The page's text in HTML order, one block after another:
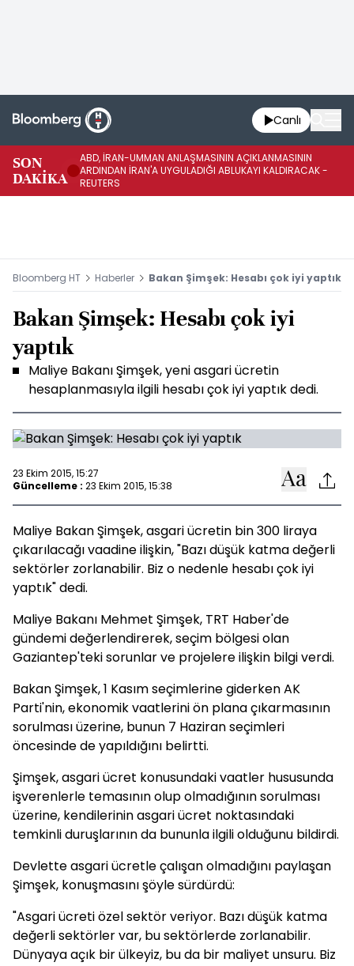
Canlı
SON
DAKİKA
ABD, İRAN-UMMAN ANLAŞMASININ AÇIKLANMASININ
ARDINDAN İRAN'A UYGULADIĞI ABLUKAYI KALDIRACAK -
REUTERS
Bloomberg HT Haberler Bakan Şimşek: Hesabı çok iyi yaptık
Bakan Şimşek: Hesabı çok iyi
yaptık
Maliye Bakanı Şimşek, yeni asgari ücretin
hesaplanmasıyla ilgili hesabı çok iyi yaptık dedi.
23 Ekim 2015, 15:27
Güncelleme : 23 Ekim 2015, 15:38
Maliye Bakan Şimşek, asgari ücretin bin 300 liraya
çıkarılacağı vaadine ilişkin, "Bazı düşük katma değerli
sektörler zorlanabilir. Biz o nedenle hesabı çok iyi
yaptık" dedi.
Maliye Bakanı Mehmet Şimşek, TRT Haber'de
gündemi değerlendirerek, seçim bölgesi olan
Gaziantep'teki sorunlar ve projelere ilişkin bilgi verdi.
Bakan Şimşek, 1 Kasım seçimlerine giderken AK
Parti'nin, ekonomik vaatlerini ön plana çıkarmasının
sorulması üzerine, bunun 7 Haziran seçimleri
öncesinde de yapıldığını belirtti.
Şimşek, asgari ücret konusundaki vaatler hususunda
işverenlerle temasının olup olmadığının sorulması
üzerine, kendilerinin asgari ücret noktasındaki
temkinli duruşlarının da bununla ilgili olduğunu bildirdi.
Devlette asgari ücretle çalışan olmadığını paylaşan
Şimşek, konuşmasını şöyle sürdürdü:
"Asgari ücreti özel sektör veriyor. Bazı düşük katma
değerli sektörler var, bu sektörlerde zorlanabilir.
Dünyaya açık bir ülkeyiz, bu da bir maliyet unsuru. Biz